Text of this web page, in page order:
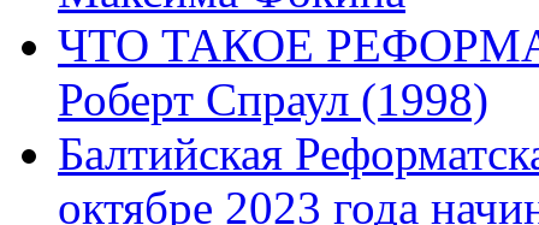
ЧТО ТАКОЕ
Роберт Спраул (1998)
Балтийская
октябре 2023 года